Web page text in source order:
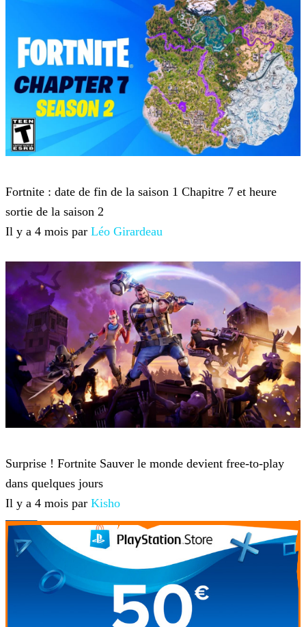
Fortnite : date de fin de la saison 1 Chapitre 7 et heure
sortie de la saison 2
Il y a 4 mois par Léo Girardeau
Surprise ! Fortnite Sauver le monde devient free-to-play
dans quelques jours
Il y a 4 mois par Kisho